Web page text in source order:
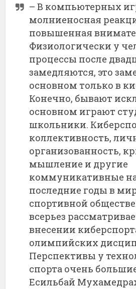
– В компьютерных
молниеносная
повышенная
Физиологически у
процессы после
замедляются, это
основном только в
Конечно, бывают
основном играют
школьники.
коллективность,
организованность,
мышление и другие
коммуникативные
последние годы в
спортивной
всерьез
внесении
олимпийских
Перспективы у
спорта очень
Есильбай